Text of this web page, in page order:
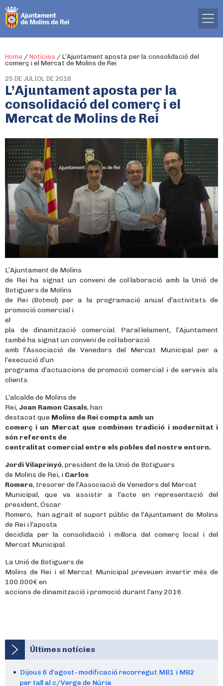
Home / Notícies / L’Ajuntament aposta per la consolidació del
comerç i el Mercat de Molins de Rei
25 DE JULIOL DE 2016
L’Ajuntament aposta per la
consolidació del comerç i el
Mercat de Molins de Rei
L’Ajuntament de Molins
de Rei ha signat un conveni de col·laboració amb la Unió de
Botiguers de Molins
de Rei (Botmol) per a la programació anual d’activitats de
promoció comercial i
el
pla de dinamització comercial. Paral·lelament, l’Ajuntament
també ha signat un conveni de col·laboració
amb l’Associació de Venedors del Mercat Municipal per a
l’execució d’un
programa d’actuacions de promoció comercial i de serveis als
clients.
L’alcalde de Molins de
Rei, Joan Ramon Casals, han
destacat que Molins de Rei compta amb un
comerç i un Mercat que combinen tradició i modernitat i
són referents de
centralitat comercial entre els pobles del nostre entorn.
Jordi Vilaprinyó, president de la Unió de Botiguers
de Molins de Rei, i Carlos
Romero, tresorer de l’Associació de Venedors del Mercat
Municipal, que va assistir a l’acte en representació del
president, Óscar
Romero, han agraït el suport públic de l’Ajuntament de Molins
de Rei i l’aposta
decidida per la consolidació i millora del comerç local i del
Mercat Municipal.
La Unió de Botiguers de
Molins de Rei i el Mercat Municipal preveuen invertir més de
100.000€ en
accions de dinamització i promoció durant l’any 2016.
Últimes notícies
Dijous 6 d’agost- modificació recorregut MB1 i MB2
per tall al c/Verge de Núria